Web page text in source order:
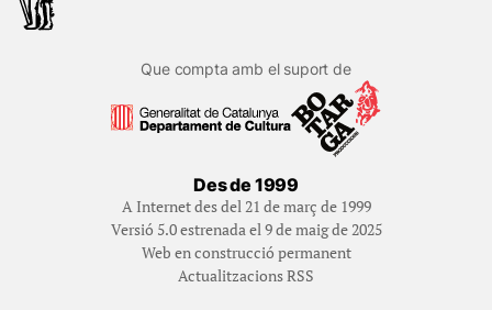
Que compta amb el suport de
Des de 1999
A Internet des del 21 de març de 1999
Versió 5.0 estrenada el 9 de maig de 2025
Web en construcció permanent
Actualitzacions RSS